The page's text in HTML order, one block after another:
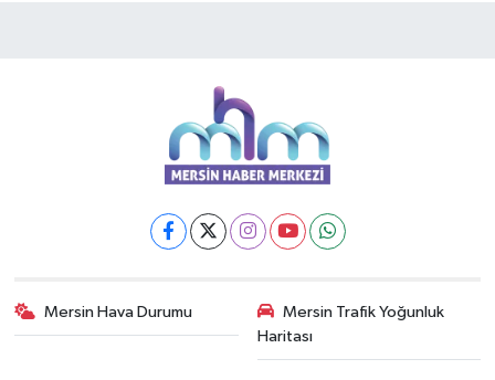
Mersin Hava Durumu
Mersin Trafik Yoğunluk
Haritası